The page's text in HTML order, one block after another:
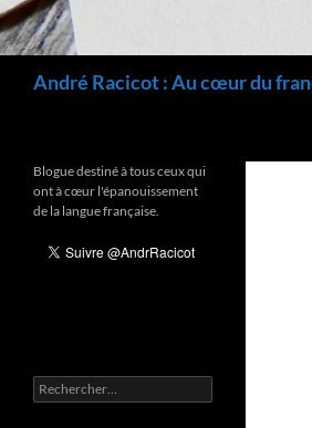
André Racicot : Au cœur du
Blogue destiné à tous ceux qui
ont à cœur l'épanouissement
de la langue française.
Rechercher :